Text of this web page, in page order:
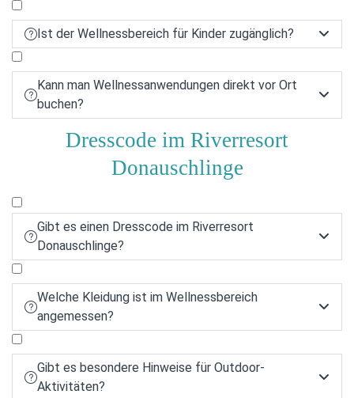
Ist der Wellnessbereich für Kinder zugänglich? 

Kann man Wellnessanwendungen direkt vor Ort
buchen?

Dresscode im Riverresort
Donauschlinge

Gibt es einen Dresscode im Riverresort
Donauschlinge?


Welche Kleidung ist im Wellnessbereich
angemessen?


Gibt es besondere Hinweise für Outdoor-
Aktivitäten?
